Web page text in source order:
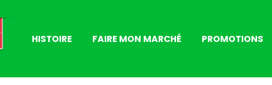
HISTOIRE FAIRE MON MARCHÉ PROMOTIONS